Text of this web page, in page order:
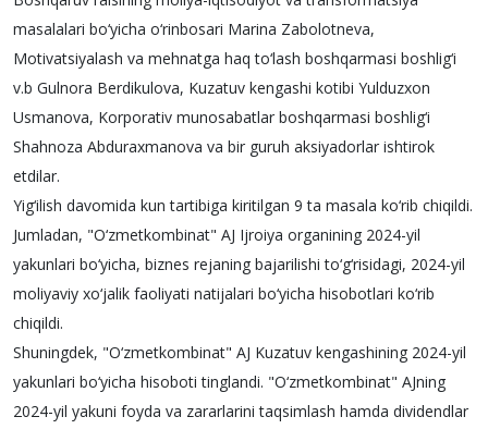
masalalari bo‘yicha o‘rinbosari Marina Zabolotneva,
Motivatsiyalash va mehnatga haq to‘lash boshqarmasi boshlig‘i
v.b Gulnora Berdikulova, Kuzatuv kengashi kotibi Yulduzxon
Usmanova, Korporativ munosabatlar boshqarmasi boshlig‘i
Shahnoza Abduraxmanova va bir guruh aksiyadorlar ishtirok
etdilar.
Yig‘ilish davomida kun tartibiga kiritilgan 9 ta masala ko‘rib chiqildi.
Jumladan, "O‘zmetkombinat" AJ Ijroiya organining 2024-yil
yakunlari bo‘yicha, biznes rejaning bajarilishi to‘g‘risidagi, 2024-yil
moliyaviy xo‘jalik faoliyati natijalari bo‘yicha hisobotlari ko‘rib
chiqildi.
Shuningdek, "O‘zmetkombinat" AJ Kuzatuv kengashining 2024-yil
yakunlari bo‘yicha hisoboti tinglandi. "O‘zmetkombinat" AJning
2024-yil yakuni foyda va zararlarini taqsimlash hamda dividendlar